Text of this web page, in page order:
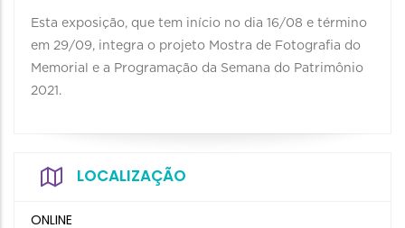
Esta exposição, que tem início no dia 16/08 e término
em 29/09, integra o projeto Mostra de Fotografia do
Memorial e a Programação da Semana do Patrimônio
2021.
LOCALIZAÇÃO
ONLINE